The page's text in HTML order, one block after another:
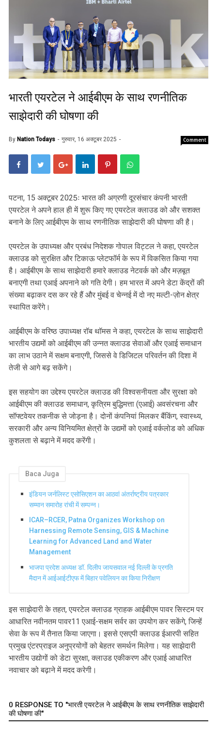
भारती एयरटेल ने आईबीएम के साथ रणनीतिक
साझेदारी की घोषणा की
By Nation Todays गुरुवार, 16 अक्टूबर 2025 Comment
पटना, 15 अक्टूबर 2025ः भारत की अग्रणी दूरसंचार कंपनी भारती
एयरटेल ने अपने हाल ही में शुरू किए गए एयरटेल क्लाउड को और सशक्त
बनाने के लिए आईबीएम के साथ रणनीतिक साझेदारी की घोषणा की है।
एयरटेल के उपाध्यक्ष और प्रबंध निदेशक गोपाल विट्टल ने कहा, एयरटेल
क्लाउड को सुरक्षित और टिकाऊ प्लेटफॉर्म के रूप में विकसित किया गया
है। आईबीएम के साथ साझेदारी हमारे क्लाउड नेटवर्क को और मज़बूत
बनाएगी तथा एआई अपनाने को गति देगी। हम भारत में अपने डेटा केंद्रों की
संख्या बढ़ाकर दस कर रहे हैं और मुंबई व चेन्नई में दो नए मल्टी-ज़ोन क्षेत्र
स्थापित करेंगे।
आईबीएम के वरिष्ठ उपाध्यक्ष रॉब थॉमस ने कहा, एयरटेल के साथ साझेदारी
भारतीय उद्यमों को आईबीएम की उन्नत क्लाउड सेवाओं और एआई समाधान
का लाभ उठाने में सक्षम बनाएगी, जिससे वे डिजिटल परिवर्तन की दिशा में
तेजी से आगे बढ़ सकेंगे।
इस सहयोग का उद्देश्य एयरटेल क्लाउड की विश्वसनीयता और सुरक्षा को
आईबीएम की क्लाउड समाधान, कृत्रिम बुद्धिमत्ता (एआई) अवसंरचना और
सॉफ्टवेयर तकनीक से जोड़ना है। दोनों कंपनियां मिलकर बैंकिंग, स्वास्थ्य,
सरकारी और अन्य विनियमित क्षेत्रों के उद्यमों को एआई वर्कलोड को अधिक
कुशलता से बढ़ाने में मदद करेंगी।
Baca Juga
इंडियन जर्नलिस्ट एसोसिएशन का आठवां अंतर्राष्ट्रीय पत्रकार
सम्मान समारोह रांची में सम्पन्न।
ICAR–RCER, Patna Organizes Workshop on
Harnessing Remote Sensing, GIS & Machine
Learning for Advanced Land and Water
Management
भाजपा प्रदेश अध्यक्ष डॉ. दिलीप जायसवाल नई दिल्ली के प्रगति
मैदान में आईआईटीएफ में बिहार पवेलियन का किया निरीक्षण
इस साझेदारी के तहत, एयरटेल क्लाउड ग्राहक आईबीएम पावर सिस्टम पर
आधारित नवीनतम पावर11 एआई-सक्षम सर्वर का उपयोग कर सकेंगे, जिन्हें
सेवा के रूप में तैनात किया जाएगा। इससे एसएपी क्लाउड ईआरपी सहित
प्रमुख एंटरप्राइज अनुप्रयोगों को बेहतर समर्थन मिलेगा। यह साझेदारी
भारतीय उद्योगों को डेटा सुरक्षा, क्लाउड एकीकरण और एआई आधारित
नवाचार को बढ़ाने में मदद करेगी।
0 RESPONSE TO "भारती एयरटेल ने आईबीएम के साथ रणनीतिक साझेदारी
की घोषणा की"